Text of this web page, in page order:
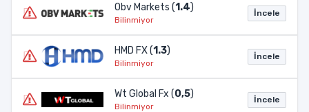
Obv Markets (1.4)
Bilinmiyor
İncele
HMD FX (1.3)
Bilinmiyor
İncele
Wt Global Fx (0,5)
Bilinmiyor
İncele